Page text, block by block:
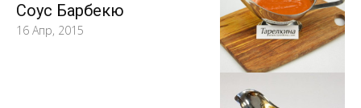
Соус Барбекю
16 Апр, 2015